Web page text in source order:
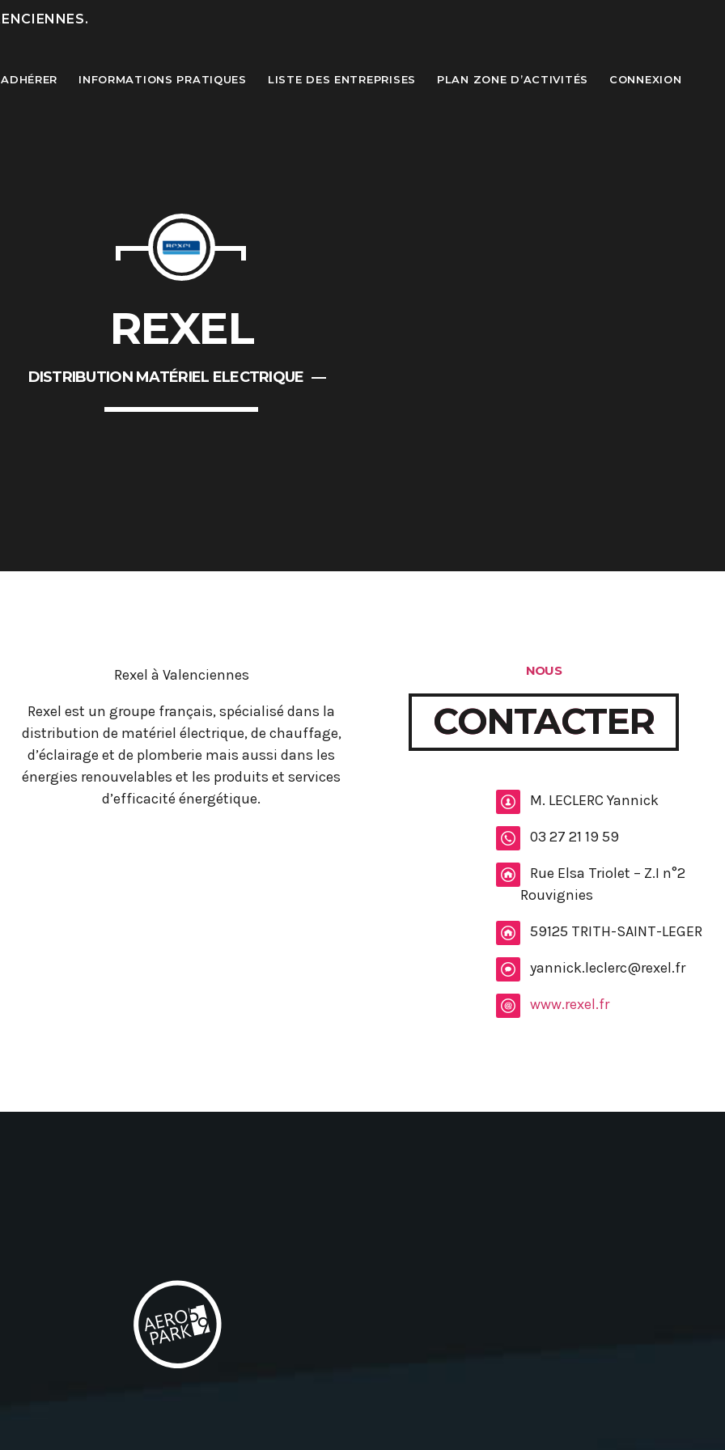
INFORMATIONS PRATIQUES LISTE DES ENTREPRISES PLAN ZONE D’ACTIVITÉS CONNEXION
27 SEPTEMBRE 2022
REXEL
DISTRIBUTION MATÉRIEL ELECTRIQUE
Rexel à Valenciennes
Rexel est un groupe français, spécialisé dans la
distribution de matériel électrique, de chauffage,
d’éclairage et de plomberie mais aussi dans les
énergies renouvelables et les produits et services
d’efficacité énergétique.
NOUS
CONTACTER
M. LECLERC Yannick
03 27 21 19 59
Rue Elsa Triolet – Z.I n°2
Rouvignies
59125 TRITH-SAINT-LEGER
yannick.leclerc@rexel.fr
www.rexel.fr